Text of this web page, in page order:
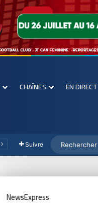
CHAÎNES EN DIRECT
Suivre
NewsExpress